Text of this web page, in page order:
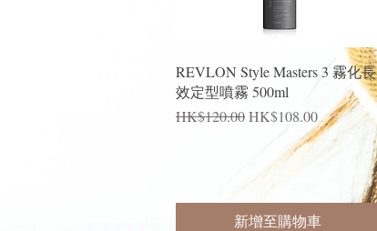
快速瀏覽
REVLON Style Masters 3 霧化長
效定型噴霧 500ml
一般價格
HK$120.00促銷價格
HK$108.00
新增至購物車